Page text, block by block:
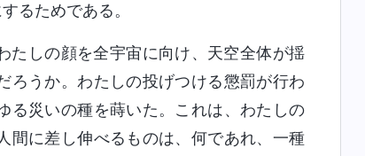
るためである。
たしの顔を全宇宙に向け、天空全体が揺
ろうか。わたしの投げつける懲罰が行わ
る災いの種を蒔いた。これは、わたしの
間に差し伸べるものは、何であれ、一種